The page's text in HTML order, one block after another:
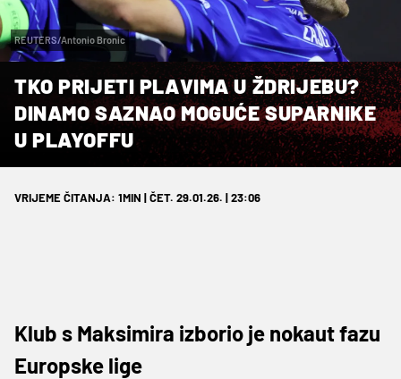
REUTERS/Antonio Bronic
TKO PRIJETI PLAVIMA U ŽDRIJEBU?
DINAMO SAZNAO MOGUĆE SUPARNIKE
U PLAYOFFU
VRIJEME ČITANJA: 1MIN | ČET. 29.01.26. | 23:06
Klub s Maksimira izborio je nokaut fazu
Europske lige